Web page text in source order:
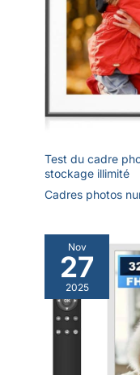
Test du cadre
stockage illimité
Cadres photos
Nov
27
2025